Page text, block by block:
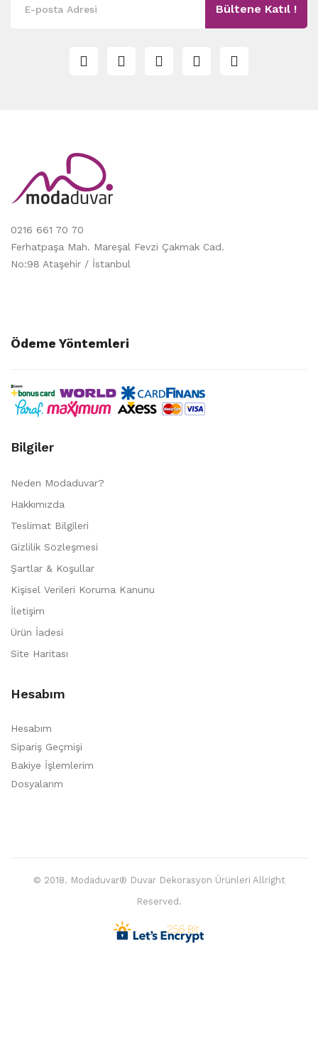
Bültene Katıl !
0216 661 70 70
Ferhatpaşa Mah. Mareşal Fevzi Çakmak Cad.
No:98 Ataşehir / İstanbul
Ödeme Yöntemleri
Bilgiler
Neden Modaduvar?
Hakkımızda
Teslimat Bilgileri
Gizlilik Sözleşmesi
Şartlar & Koşullar
Kişisel Verileri Koruma Kanunu
İletişim
Ürün İadesi
Site Haritası
Hesabım
Hesabım
Sipariş Geçmişi
Bakiye İşlemlerim
Dosyalarım
© 2018. Modaduvar® Duvar Dekorasyon Ürünleri Allright
Reserved.